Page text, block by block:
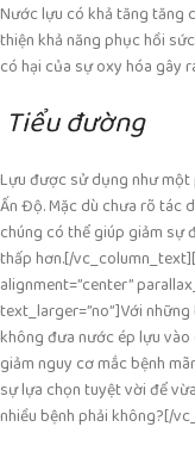
Nước lựu có khả tăng tăng
thiện khả năng phục hồi
có hại của sự oxy hóa gây
Tiểu đường
Lựu được sử dụng như
Ấn Độ. Mặc dù chưa rõ tác
chúng có thể giúp giảm sự
thấp hơn.[/
alignment=”center”
text_larger=”no”]Với
không đưa nước ép lựu vào
giảm nguy cơ mắc bệnh
sự lựa chọn tuyệt vời để
nhiều bệnh phải không?[/